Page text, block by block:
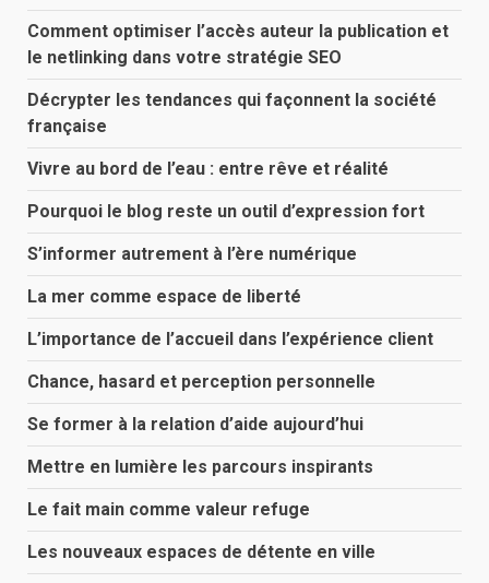
Comment optimiser l’accès auteur la publication et
le netlinking dans votre stratégie SEO
Décrypter les tendances qui façonnent la société
française
Vivre au bord de l’eau : entre rêve et réalité
Pourquoi le blog reste un outil d’expression fort
S’informer autrement à l’ère numérique
La mer comme espace de liberté
L’importance de l’accueil dans l’expérience client
Chance, hasard et perception personnelle
Se former à la relation d’aide aujourd’hui
Mettre en lumière les parcours inspirants
Le fait main comme valeur refuge
Les nouveaux espaces de détente en ville